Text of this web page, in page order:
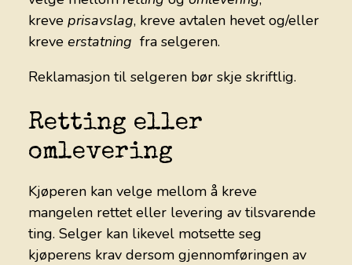
kreve prisavslag, kreve avtalen hevet og/eller
kreve erstatning fra selgeren.
Reklamasjon til selgeren bør skje skriftlig.
Retting eller
omlevering
Kjøperen kan velge mellom å kreve
mangelen rettet eller levering av tilsvarende
ting. Selger kan likevel motsette seg
kjøperens krav dersom gjennomføringen av